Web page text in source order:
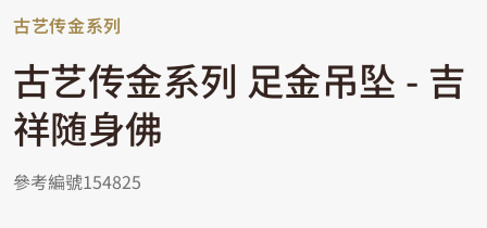
古艺传金系列
古艺传金系列 足金吊坠 - 吉
祥随身佛
參考編號154825